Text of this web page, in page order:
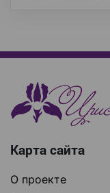
Карта сайта
О проекте